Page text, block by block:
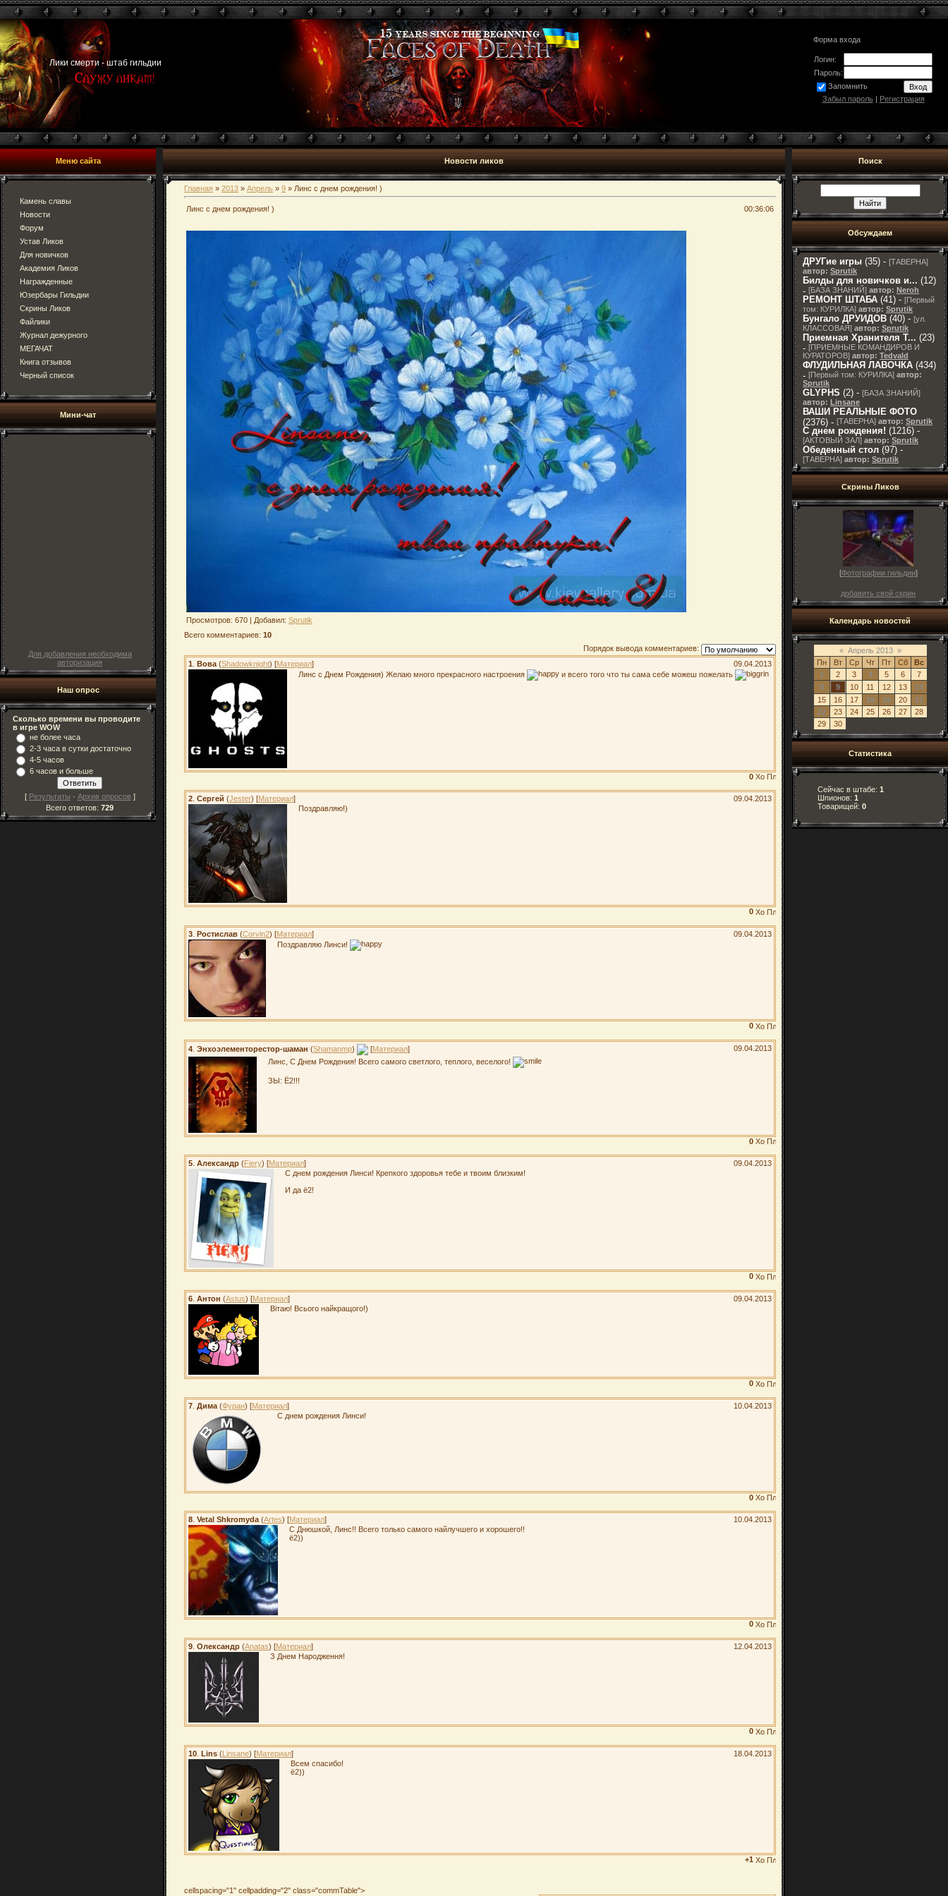
Лики смерти - штаб гильдии
Форма входа
Логин:
Пароль:
Запомнить
Забыл пароль| Регистрация
Меню сайта
Камень славы
Новости
Форум
Устав Ликов
Для новичков
Академия Ликов
Награжденные
Юзербары Гильдии
Скрины Ликов
Файлики
Журнал дежурного
МЕГАЧАТ
Книга отзывов
Черный список
Мини-чат
Для добавления необходима
авторизация
Наш опрос
Сколько времени вы проводите
в игре WOW
не более часа
2-3 часа в сутки достаточно
4-5 часов
6 часов и больше
[ Результаты · Архив опросов ]
Всего ответов: 729
Новости ликов
Главная » 2013 » Апрель » 9 » Линс с днем рождения! )
Линс с днем рождения! ) 00:36:06
Просмотров: 670 | Добавил: Sprutik
Всего комментариев: 10
Порядок вывода комментариев:
09.04.2013
1 Вова (Shadowknight) [Материал]
Линс с Днем Рождения) Желаю много прекрасного настроения
и всего того что ты сама себе можеш пожелать
0
09.04.2013
2 Сергей (Jester) [Материал]
Поздравляю!)
0
09.04.2013
3 Ростислав (Corvin2) [Материал]
Поздравляю Линси!
0
09.04.2013
4 Энхоэлементорестор-шаман (Shamanmp) [Материал]
Линс, С Днем Рождения! Всего самого светлого, теплого, веселого!
ЗЫ: Ё2!!!
0
09.04.2013
5. Александр (Fiery) [Материал]
С днем рождения Линси! Крепкого здоровья тебе и твоим близким!
И да ё2!
0
09.04.2013
6 Антон (Astus) [Материал]
Вітаю! Всього найкращого!)
0
10.04.2013
7 Дима (Фуран) [Материал]
С днем рождения Линси!
0
10.04.2013
8. Vetal Shkromyda(Artes) [Материал]
С Днюшкой, Линс!! Всего только самого найлучшего и хорошего!!
ё2))
0
12.04.2013
9 Олександр (Anatas) [Материал]
З Днем Народження!
0
18.04.2013
10 Lins (Linsane) [Материал]
Всем спасибо!
ё2))
+1
cellspacing="1" cellpadding="2" class="commTable">
Поиск
Обсуждаем
ДРУГие игры (35) - [ТАВЕРНА]
автор: Sprutik
Билды для новичков и... (12)
- [БАЗА ЗНАНИЙ] автор: Neroh
РЕМОНТ ШТАБА (41) - [Первый
том: КУРИЛКА] автор: Sprutik
Бунгало ДРУИДОВ (40) - [ул.
КЛАССОВАЯ] автор: Sprutik
Приемная Хранителя T... (23)
- [ПРИЕМНЫЕ КОМАНДИРОВ И
КУРАТОРОВ] автор: Tedvald
ФЛУДИЛЬНАЯ ЛАВОЧКА (434)
- [Первый том: КУРИЛКА] автор:
Sprutik
GLYPHS (2) - [БАЗА ЗНАНИЙ]
автор: Linsane
ВАШИ РЕАЛЬНЫЕ ФОТО
(2376) - [ТАВЕРНА] автор: Sprutik
С днем рождения! (1216) -
[АКТОВЫЙ ЗАЛ] автор: Sprutik
Обеденный стол (97) -
[ТАВЕРНА] автор: Sprutik
Скрины Ликов
[Фотографии гильдии]
добавить свой скрин
Календарь новостей
« Апрель 2013 »
Пн
Вт Ср Чт Пт Сб
Вс
1
2 3 4 5 6
7
8
9 10 11 12 13
14
15
16 17 18 19 20
21
22
23 24 25 26 27
28
29
30
Статистика
Сейчас в штабе: 1
Шпионов: 1
Товарищей: 0